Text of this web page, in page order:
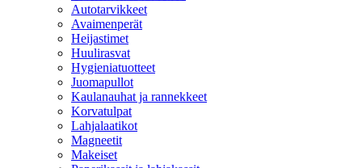
Autotarvikkeet
Avaimenperät
Heijastimet
Huulirasvat
Hygieniatuotteet
Juomapullot
Kaulanauhat ja rannekkeet
Korvatulpat
Lahjalaatikot
Magneetit
Makeiset